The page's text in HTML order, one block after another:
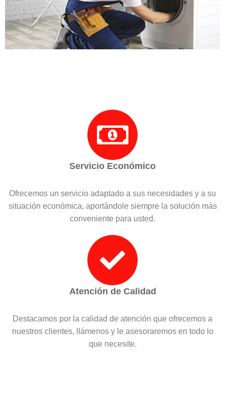
Servicio Económico
Ofrecemos un servicio adaptado a sus necesidades y a su
situación económica, aportándole siempre la solución más
conveniente para usted.
Atención de Calidad
Destacamos por la calidad de atención que ofrecemos a
nuestros clientes, llámenos y le asesoraremos en todo lo
que necesite.